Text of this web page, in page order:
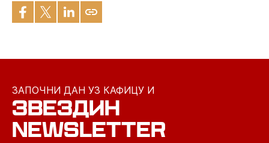
ЗАПОЧНИ ДАН УЗ КАФИЦУ И
ЗВЕЗДИН
NEWSLETTER